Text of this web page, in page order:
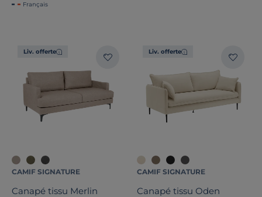
Français
Liv. offerte
CAMIF SIGNATURE
Canapé tissu Merlin
Liv. offerte
CAMIF SIGNATURE
Canapé tissu Oden